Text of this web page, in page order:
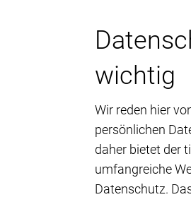
wichtig
Wir reden hier
persönlichen
daher bietet der
umfangreiche
Datenschutz.